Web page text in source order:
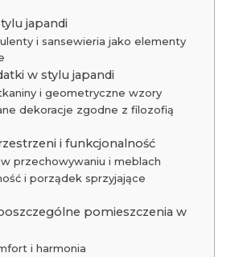
japandi
i sansewieria jako elementy
w stylu japandi
i geometryczne wzory
dekoracje zgodne z filozofią
i funkcjonalność
przechowywaniu i meblach
i porządek sprzyjające
pomieszczenia w
i harmonia